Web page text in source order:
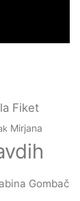
Fiket
Mirjana
Gombač